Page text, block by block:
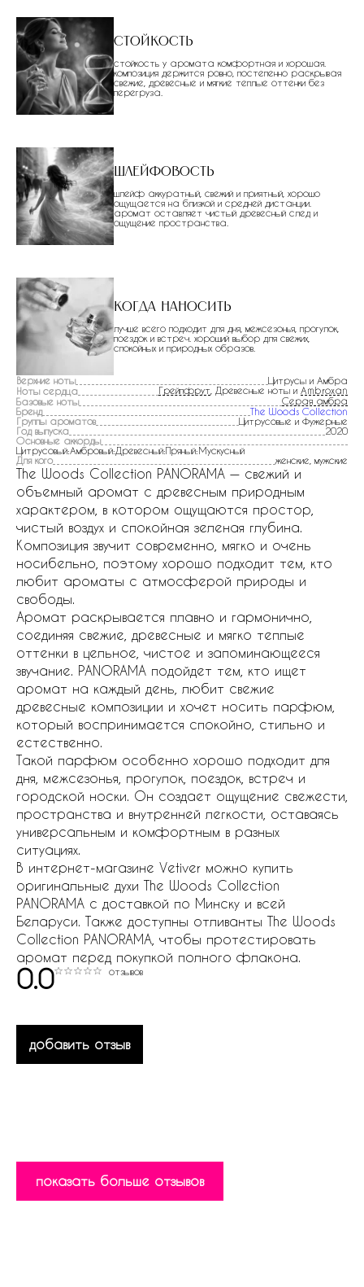
Стойкость
стойкость у аромата комфортная и хорошая.
композиция держится ровно, постепенно раскрывая
свежие, древесные и мягкие теплые оттенки без
перегруза.
Шлейфовость
шлейф аккуратный, свежий и приятный, хорошо
ощущается на близкой и средней дистанции.
аромат оставляет чистый древесный след и
ощущение пространства.
Когда наносить
лучше всего подходит для дня, межсезонья, прогулок,
поездок и встреч. хороший выбор для свежих,
спокойных и природных образов.
Верхние ноты
Цитрусы и Амбра
Ноты сердца
Грейпфрут , Древесные ноты и Ambroxan
Базовые ноты
Серая амбра
Бренд
The Woods Collection
Группы ароматов
Цитрусовые и Фужерные
Год выпуска
2020
Основные аккорды
Цитрусовый:Амбровый:Древесный:Пряный:Мускусный
Для кого
женские, мужские
The Woods Collection PANORAMA — свежий и
объемный аромат с древесным природным
характером, в котором ощущаются простор,
чистый воздух и спокойная зеленая глубина.
Композиция звучит современно, мягко и очень
носибельно, поэтому хорошо подходит тем, кто
любит ароматы с атмосферой природы и
свободы.
Аромат раскрывается плавно и гармонично,
соединяя свежие, древесные и мягко теплые
оттенки в цельное, чистое и запоминающееся
звучание. PANORAMA подойдет тем, кто ищет
аромат на каждый день, любит свежие
древесные композиции и хочет носить парфюм,
который воспринимается спокойно, стильно и
естественно.
Такой парфюм особенно хорошо подходит для
дня, межсезонья, прогулок, поездок, встреч и
городской носки. Он создает ощущение свежести,
пространства и внутренней легкости, оставаясь
универсальным и комфортным в разных
ситуациях.
В интернет-магазине Vetiver можно купить
оригинальные духи The Woods Collection
PANORAMA с доставкой по Минску и всей
Беларуси. Также доступны отливанты The Woods
Collection PANORAMA, чтобы протестировать
аромат перед покупкой полного флакона.
0.0 отзывов
добавить отзыв
показать больше отзывов